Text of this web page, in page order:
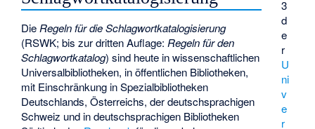
3
d
e
r
U
ni
v
e
r
Die Regeln für die Schlagwortkatalogisierung
(RSWK; bis zur dritten Auflage: Regeln für den
Schlagwortkatalog) sind heute in wissenschaftlichen
Universalbibliotheken, in öffentlichen Bibliotheken,
mit Einschränkung in Spezialbibliotheken
Deutschlands, Österreichs, der deutschsprachigen
Schweiz und in deutschsprachigen Bibliotheken